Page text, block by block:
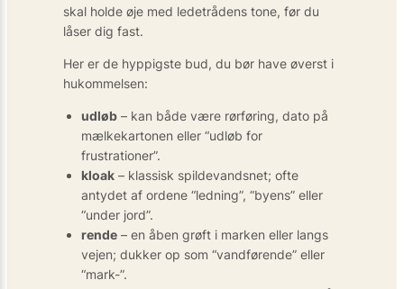
skal holde øje med lede­trådens tone, før du
låser dig fast.
Her er de hyppigste bud, du bør have øverst i
hukommelsen:
udløb – kan både være rørføring, dato på
mælkekartonen eller “udløb for
frustrationer”.
kloak – klassisk spildevands­net; ofte
antydet af ordene “ledning”, “byens” eller
“under jord”.
rende – en åben grøft i marken eller langs
vejen; dukker op som “vandførende” eller
“mark-”.